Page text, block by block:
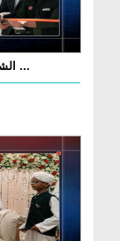
الشيخ محمد عمران العطاري يفتتح 96 منزلاً للأيتام ...